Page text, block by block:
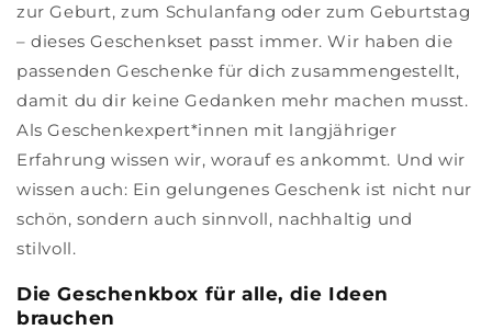
zur Geburt, zum Schulanfang oder zum Geburtstag
– dieses Geschenkset passt immer. Wir haben die
passenden Geschenke für dich zusammengestellt,
damit du dir keine Gedanken mehr machen musst.
Als Geschenkexpert*innen mit langjähriger
Erfahrung wissen wir, worauf es ankommt. Und wir
wissen auch: Ein gelungenes Geschenk ist nicht nur
schön, sondern auch sinnvoll, nachhaltig und
stilvoll.
Die Geschenkbox für alle, die Ideen
brauchen